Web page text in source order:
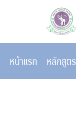
หน้าแรก หลักสูตร